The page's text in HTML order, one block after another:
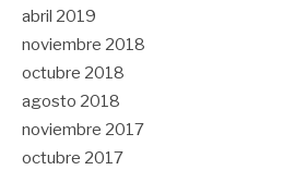
abril 2019
noviembre 2018
octubre 2018
agosto 2018
noviembre 2017
octubre 2017